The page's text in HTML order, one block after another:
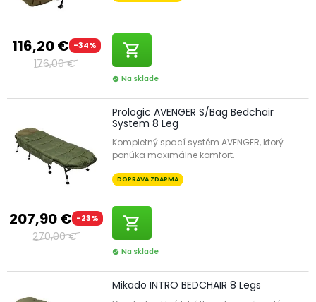
116,20 € -34%
176,00 €
shopping_cart
check_circle Na sklade
207,90 € -23%
270,00 €
Prologic AVENGER S/Bag Bedchair
System 8 Leg
Kompletný spací systém AVENGER, ktorý
ponúka maximálne komfort.
DOPRAVA ZDARMA
shopping_cart
check_circle Na sklade
Mikado INTRO BEDCHAIR 8 Legs